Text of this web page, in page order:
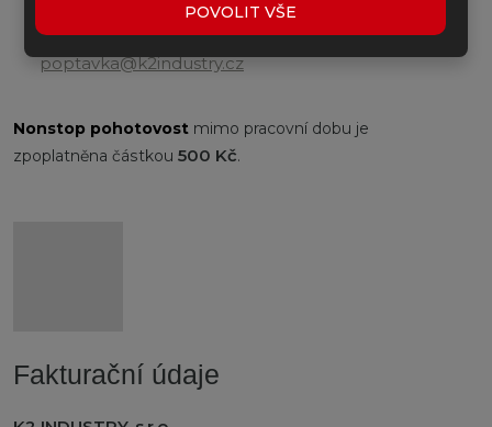
poptavka@k2industry.cz
Nonstop pohotovost mimo pracovní dobu je
zpoplatněna částkou 500 Kč.
Fakturační údaje
POVOLIT VŠE